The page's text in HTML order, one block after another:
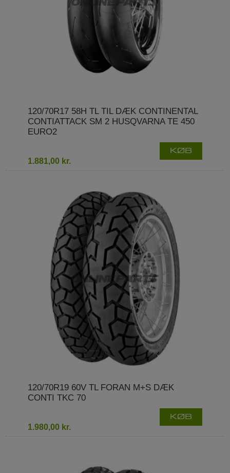
120/70R17 58H TL TIL DÆK CONTINENTAL
CONTIATTACK SM 2 HUSQVARNA TE 450
EURO2
1.881,00 kr.
KØB
120/70R19 60V TL FORAN M+S DÆK
CONTI TKC 70
1.980,00 kr.
KØB